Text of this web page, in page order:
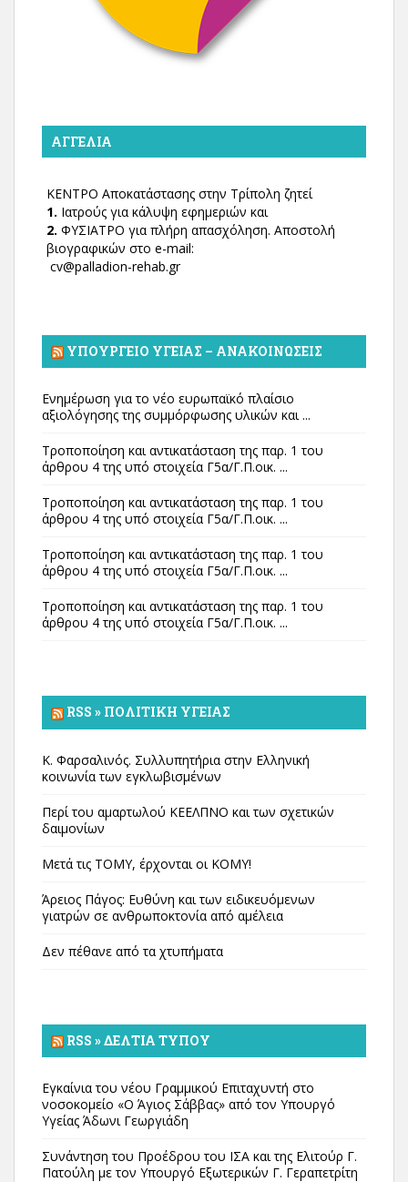
ΑΓΓΕΛΊΑ
ΚΕΝΤΡΟ Αποκατάστασης στην Τρίπολη ζητεί
1. Ιατρούς για κάλυψη εφημεριών και
2. ΦΥΣΙΑΤΡΟ για πλήρη απασχόληση. Αποστολή
βιογραφικών στο e-mail:
cv@palladion-rehab.gr
ΥΠΟΥΡΓΕΊΟ ΥΓΕΊΑΣ – ΑΝΑΚΟΙΝΏΣΕΙΣ
Ενημέρωση για το νέο ευρωπαϊκό πλαίσιο
αξιολόγησης της συμμόρφωσης υλικών και ...
Τροποποίηση και αντικατάσταση της παρ. 1 του
άρθρου 4 της υπό στοιχεία Γ5α/Γ.Π.οικ. ...
Τροποποίηση και αντικατάσταση της παρ. 1 του
άρθρου 4 της υπό στοιχεία Γ5α/Γ.Π.οικ. ...
Τροποποίηση και αντικατάσταση της παρ. 1 του
άρθρου 4 της υπό στοιχεία Γ5α/Γ.Π.οικ. ...
Τροποποίηση και αντικατάσταση της παρ. 1 του
άρθρου 4 της υπό στοιχεία Γ5α/Γ.Π.οικ. ...
RSS » ΠΟΛΙΤΙΚΉ ΥΓΕΊΑΣ
Κ. Φαρσαλινός. Συλλυπητήρια στην Ελληνική
κοινωνία των εγκλωβισμένων
Περί του αμαρτωλού ΚΕΕΛΠΝΟ και των σχετικών
δαιμονίων
Μετά τις ΤΟΜΥ, έρχονται οι ΚΟΜΥ!
Άρειος Πάγος: Ευθύνη και των ειδικευόμενων
γιατρών σε ανθρωποκτονία από αμέλεια
Δεν πέθανε από τα χτυπήματα
RSS » ΔΕΛΤΊΑ ΤΎΠΟΥ
Εγκαίνια του νέου Γραμμικού Επιταχυντή στο
νοσοκομείο «Ο Άγιος Σάββας» από τον Υπουργό
Υγείας Άδωνι Γεωργιάδη
Συνάντηση του Προέδρου του ΙΣΑ και της Ελιτούρ Γ.
Πατούλη με τον Υπουργό Εξωτερικών Γ. Γεραπετρίτη